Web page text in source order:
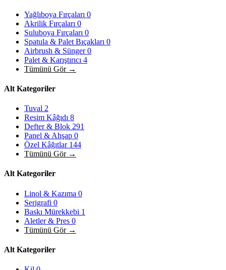
Yağlıboya Fırçaları 0
Akrilik Fırçaları 0
Suluboya Fırçaları 0
Spatula & Palet Bıçakları 0
Airbrush & Sünger0
Palet & Karıştırıcı 4
Tümünü Gör →
Alt Kategoriler
Tuval 2
Resim Kâğıdı 8
Defter & Blok 291
Panel & Ahşap 0
Özel Kâğıtlar 144
Tümünü Gör →
Alt Kategoriler
Linol & Kazıma 0
Serigrafi 0
Baskı Mürekkebi 1
Aletler & Pres 0
Tümünü Gör →
Alt Kategoriler